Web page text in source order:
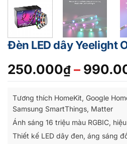
Đèn LED dây Yeelight
250.000₫ –
Tương thích HomeKit, Google
Samsung SmartThings, Matter
Ánh sáng 16 triệu màu RGBIC,
Thiết kế LED dây đen, áng sáng